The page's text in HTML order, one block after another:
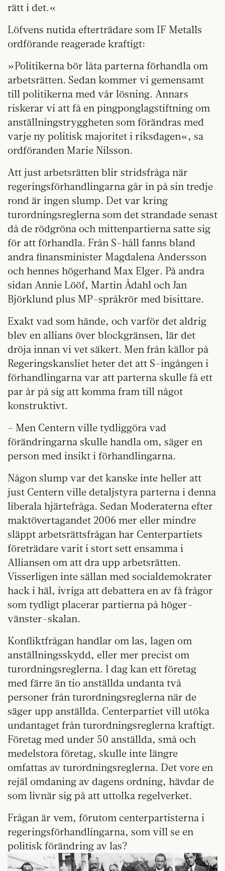
rätt i det.«
Löfvens nutida efterträdare som IF Metalls
ordförande reagerade kraftigt:
»Politikerna bör låta parterna förhandla om
arbetsrätten. Sedan kommer vi gemensamt
till politikerna med vår lösning. Annars
riskerar vi att få en pingponglagstiftning om
anställningstryggheten som förändras med
varje ny politisk majoritet i riksdagen«, sa
ordföranden Marie Nilsson.
Att just arbetsrätten blir stridsfråga när
regeringsförhandlingarna går in på sin tredje
rond är ingen slump. Det var kring
turordningsreglerna som det strandade senast
då de rödgröna och mittenpartierna satte sig
för att förhandla. Från S-håll fanns bland
andra finansminister Magdalena Andersson
och hennes högerhand Max Elger. På andra
sidan Annie Lööf, Martin Ådahl och Jan
Björklund plus MP-språkrör med bisittare.
Exakt vad som hände, och varför det aldrig
blev en allians över blockgränsen, lär det
dröja innan vi vet säkert. Men från källor på
Regeringskansliet heter det att S-ingången i
förhandlingarna var att parterna skulle få ett
par år på sig att komma fram till något
konstruktivt.
– Men Centern ville tydliggöra vad
förändringarna skulle handla om, säger en
person med insikt i förhandlingarna.
Någon slump var det kanske inte heller att
just Centern ville detaljstyra parterna i denna
liberala hjärtefråga. Sedan Moderaterna efter
maktövertagandet 2006 mer eller mindre
släppt arbetsrättsfrågan har Centerpartiets
företrädare varit i stort sett ensamma i
Alliansen om att dra upp arbetsrätten.
Visserligen inte sällan med socialdemokrater
hack i häl, ivriga att debattera en av få frågor
som tydligt placerar partierna på höger-
vänster-skalan.
Konfliktfrågan handlar om las, lagen om
anställningsskydd, eller mer precist om
turordningsreglerna. I dag kan ett företag
med färre än tio anställda undanta två
personer från turordningsreglerna när de
säger upp anställda. Centerpartiet vill utöka
undantaget från turordningsreglerna kraftigt.
Företag med under 50 anställda, små och
medelstora företag, skulle inte längre
omfattas av turordningsreglerna. Det vore en
rejäl omdaning av dagens ordning, hävdar de
som livnär sig på att uttolka regelverket.
Frågan är vem, förutom centerpartisterna i
regeringsförhandlingarna, som vill se en
politisk förändring av las?